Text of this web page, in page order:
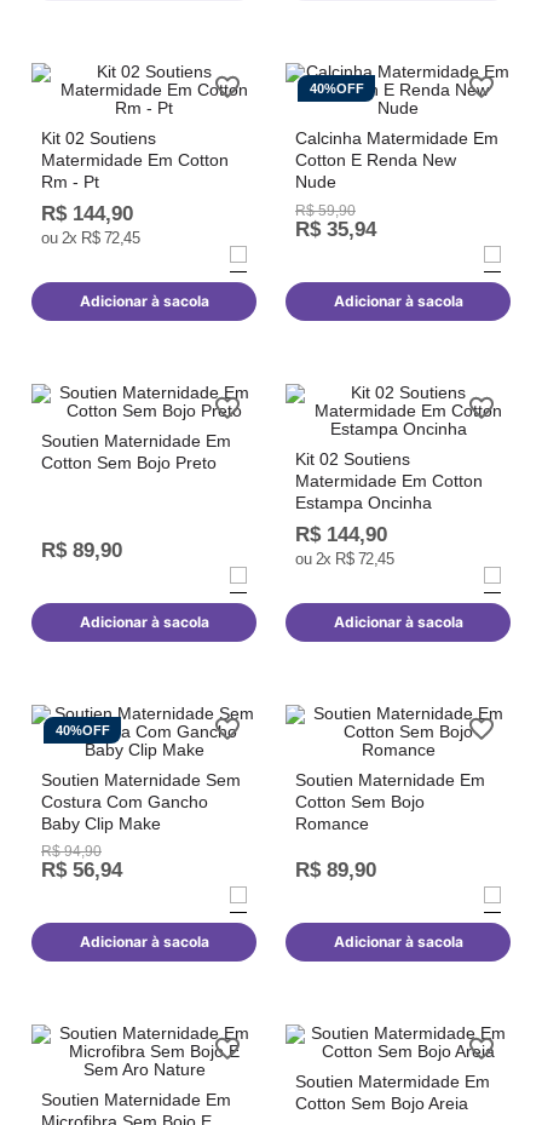
Kit 02 Soutiens
Matermidade Em Cotton
Rm - Pt
R$ 144,90
ou 2x R$ 72,45
Adicionar à sacola
40%OFF
Calcinha Matermidade Em
Cotton E Renda New
Nude
R$ 59,90
R$ 35,94
Adicionar à sacola
Soutien Maternidade Em
Cotton Sem Bojo Preto
R$ 89,90
Adicionar à sacola
Kit 02 Soutiens
Matermidade Em Cotton
Estampa Oncinha
R$ 144,90
ou 2x R$ 72,45
Adicionar à sacola
40%OFF
Soutien Maternidade Sem
Costura Com Gancho
Baby Clip Make
R$ 94,90
R$ 56,94
Adicionar à sacola
Soutien Maternidade Em
Cotton Sem Bojo
Romance
R$ 89,90
Adicionar à sacola
Soutien Maternidade Em
Soutien Matermidade Em
Cotton Sem Bojo Areia